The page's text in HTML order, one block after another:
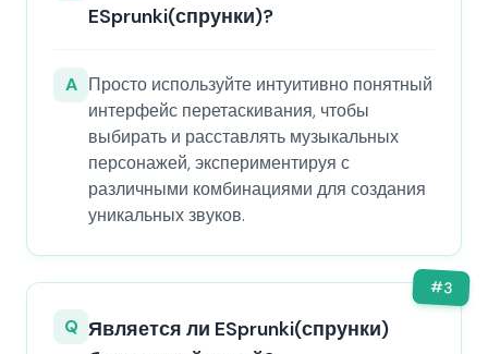
ESprunki(спрунки)?
A Просто используйте интуитивно понятный
интерфейс перетаскивания, чтобы
выбирать и расставлять музыкальных
персонажей, экспериментируя с
различными комбинациями для создания
уникальных звуков.
#3
Q Является ли ESprunki(спрунки)